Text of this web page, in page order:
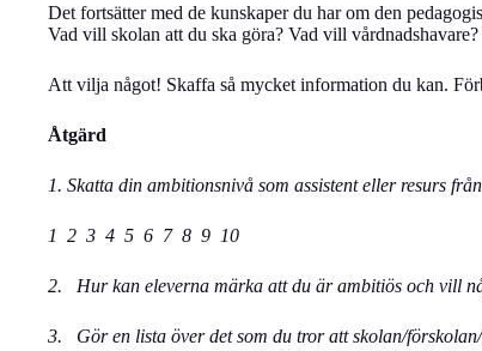
Det fortsätter med de kunskaper du har om den
Vad vill skolan att du ska göra? Vad vill
Att vilja något! Skaffa så mycket information du kan.
Åtgärd
1. Skatta din ambitionsnivå som assistent eller resurs
1 2 3 4 5 6 7 8 9 10
2. Hur kan eleverna märka att du är ambitiös och vill
3. Gör en lista över det som du tror att skolan/